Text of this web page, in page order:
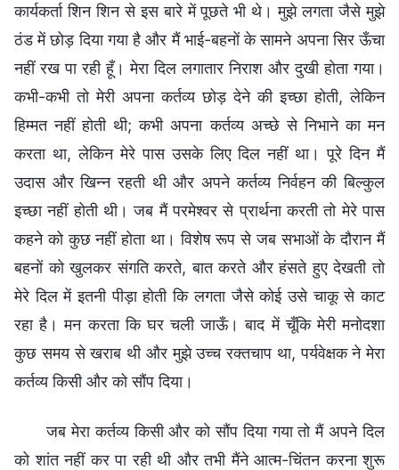
कार्यकर्ता शिन शिन से इस बारे में पूछते भी थे। मुझे लगता जैसे मुझे
ठंड में छोड़ दिया गया है और मैं भाई-बहनों के सामने अपना सिर ऊँचा
नहीं रख पा रही हूँ। मेरा दिल लगातार निराश और दुखी होता गया।
कभी-कभी तो मेरी अपना कर्तव्य छोड़ देने की इच्छा होती, लेकिन
हिम्मत नहीं होती थी; कभी अपना कर्तव्य अच्छे से निभाने का मन
करता था, लेकिन मेरे पास उसके लिए दिल नहीं था। पूरे दिन मैं
उदास और खिन्न रहती थी और अपने कर्तव्य निर्वहन की बिल्कुल
इच्छा नहीं होती थी। जब मैं परमेश्वर से प्रार्थना करती तो मेरे पास
कहने को कुछ नहीं होता था। विशेष रूप से जब सभाओं के दौरान मैं
बहनों को खुलकर संगति करते, बात करते और हंसते हुए देखती तो
मेरे दिल में इतनी पीड़ा होती कि लगता जैसे कोई उसे चाकू से काट
रहा है। मन करता कि घर चली जाऊँ। बाद में चूँकि मेरी मनोदशा
कुछ समय से खराब थी और मुझे उच्च रक्तचाप था, पर्यवेक्षक ने मेरा
कर्तव्य किसी और को सौंप दिया।
जब मेरा कर्तव्य किसी और को सौंप दिया गया तो मैं अपने दिल
को शांत नहीं कर पा रही थी और तभी मैंने आत्म-चिंतन करना शुरू